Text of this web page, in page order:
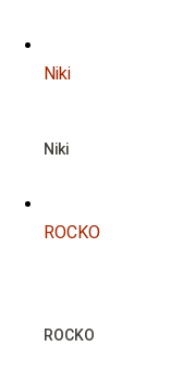
Niki
Niki
ROCKO
ROCKO